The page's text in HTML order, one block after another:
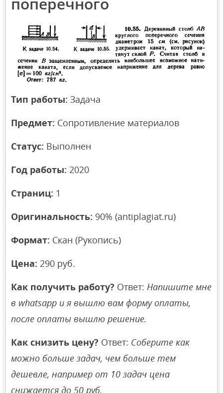
Тип работы: Задача
Предмет: Сопротивление материалов
Статус: Выполнен
Год работы: 2020
Страниц: 1
Оригинальность: 90% (antiplagiat.ru)
Формат: Скан (Рукопись)
Цена: 290 руб.
Как получить работу? Ответ:Напишите мне
в whatsapp и я вышлю вам форму оплаты,
после оплаты вышлю решение.
Как снизить цену? Ответ: Соберите как
можно больше задач, чем больше тем
дешевле, например от 10 задач цена
снижается до 50 руб.